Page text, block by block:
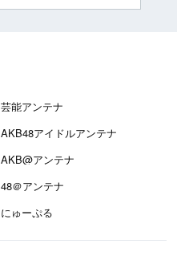
芸能アンテナ
AKB48アイドルアンテナ
AKB@アンテナ
48＠アンテナ
にゅーぷる